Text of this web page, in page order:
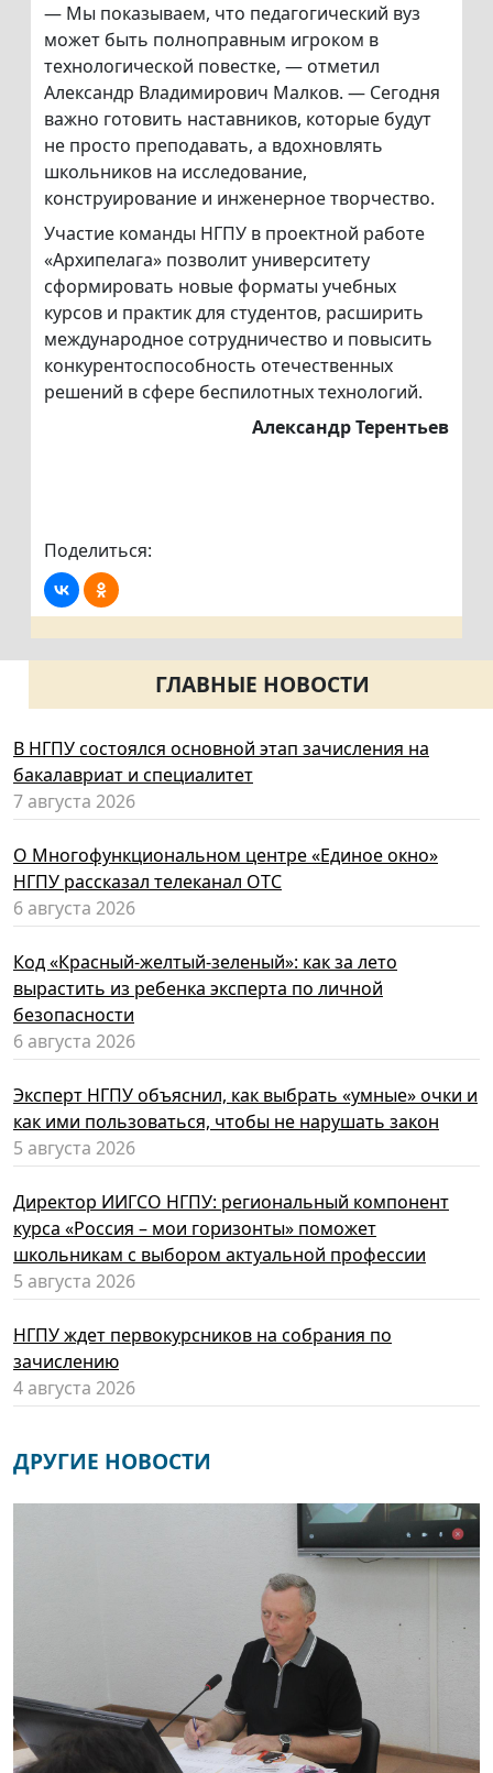
— Мы показываем, что педагогический вуз
может быть полноправным игроком в
технологической повестке, — отметил
Александр Владимирович Малков. — Сегодня
важно готовить наставников, которые будут
не просто преподавать, а вдохновлять
школьников на исследование,
конструирование и инженерное творчество.
Участие команды НГПУ в проектной работе
«Архипелага» позволит университету
сформировать новые форматы учебных
курсов и практик для студентов, расширить
международное сотрудничество и повысить
конкурентоспособность отечественных
решений в сфере беспилотных технологий.
Александр Терентьев
Поделиться:
ГЛАВНЫЕ НОВОСТИ
В НГПУ состоялся основной этап зачисления на
бакалавриат и специалитет
7 августа 2026
О Многофункциональном центре «Единое окно»
НГПУ рассказал телеканал ОТС
6 августа 2026
Код «Красный-желтый-зеленый»: как за лето
вырастить из ребенка эксперта по личной
безопасности
6 августа 2026
Эксперт НГПУ объяснил, как выбрать «умные» очки и
как ими пользоваться, чтобы не нарушать закон
5 августа 2026
Директор ИИГСО НГПУ: региональный компонент
курса «Россия – мои горизонты» поможет
школьникам с выбором актуальной профессии
5 августа 2026
НГПУ ждет первокурсников на собрания по
зачислению
4 августа 2026
ДРУГИЕ НОВОСТИ